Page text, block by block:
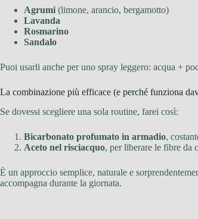
Agrumi (limone, arancio, bergamotto)
Lavanda
Rosmarino
Sandalo
Puoi usarli anche per uno spray leggero: acqua +
La combinazione più efficace (e perché funziona
Se dovessi scegliere una sola routine, farei così:
Bicarbonato profumato in armadio,
Aceto nel risciacquo, per liberare le fibre da
È un approccio semplice, naturale e
accompagna durante la giornata.